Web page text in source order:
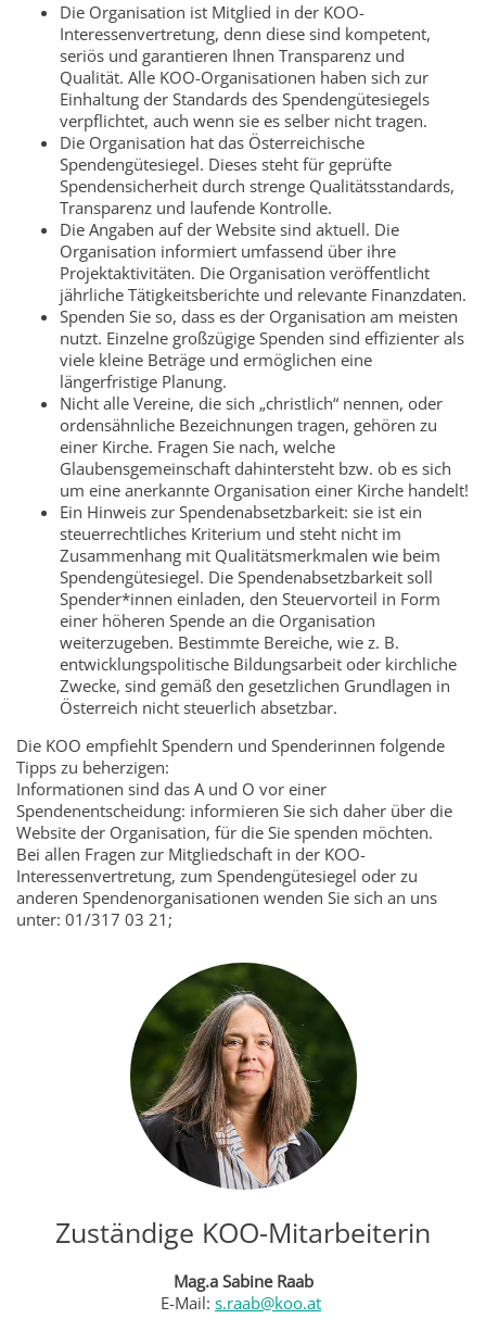
Die Organisation ist Mitglied in der KOO-
Interessenvertretung, denn diese sind kompetent,
seriös und garantieren Ihnen Transparenz und
Qualität. Alle KOO-Organisationen haben sich zur
Einhaltung der Standards des Spendengütesiegels
verpflichtet, auch wenn sie es selber nicht tragen.
Die Organisation hat das Österreichische
Spendengütesiegel. Dieses steht für geprüfte
Spendensicherheit durch strenge Qualitätsstandards,
Transparenz und laufende Kontrolle.
Die Angaben auf der Website sind aktuell. Die
Organisation informiert umfassend über ihre
Projektaktivitäten. Die Organisation veröffentlicht
jährliche Tätigkeitsberichte und relevante Finanzdaten.
Spenden Sie so, dass es der Organisation am meisten
nutzt. Einzelne großzügige Spenden sind effizienter als
viele kleine Beträge und ermöglichen eine
längerfristige Planung.
Nicht alle Vereine, die sich „christlich“ nennen, oder
ordensähnliche Bezeichnungen tragen, gehören zu
einer Kirche. Fragen Sie nach, welche
Glaubensgemeinschaft dahintersteht bzw. ob es sich
um eine anerkannte Organisation einer Kirche handelt!
Ein Hinweis zur Spendenabsetzbarkeit: sie ist ein
steuerrechtliches Kriterium und steht nicht im
Zusammenhang mit Qualitätsmerkmalen wie beim
Spendengütesiegel. Die Spendenabsetzbarkeit soll
Spender*innen einladen, den Steuervorteil in Form
einer höheren Spende an die Organisation
weiterzugeben. Bestimmte Bereiche, wie z. B.
entwicklungspolitische Bildungsarbeit oder kirchliche
Zwecke, sind gemäß den gesetzlichen Grundlagen in
Österreich nicht steuerlich absetzbar.
Die KOO empfiehlt Spendern und Spenderinnen folgende
Tipps zu beherzigen:
Informationen sind das A und O vor einer
Spendenentscheidung: informieren Sie sich daher über die
Website der Organisation, für die Sie spenden möchten.
Bei allen Fragen zur Mitgliedschaft in der KOO-
Interessenvertretung, zum Spendengütesiegel oder zu
anderen Spendenorganisationen wenden Sie sich an uns
unter: 01/317 03 21;
Zuständige KOO-Mitarbeiterin
Mag.a Sabine Raab
E-Mail: s.raab@koo.at